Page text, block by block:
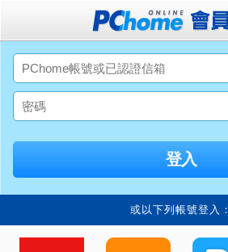
或以下列帳號登入：